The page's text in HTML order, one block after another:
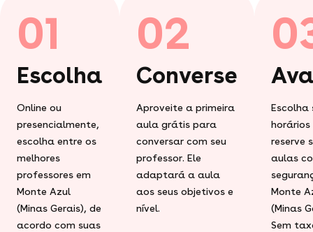
01
Escolha
Online ou
presencialmente,
escolha entre os
melhores
professores em
Monte Azul
(Minas Gerais), de
acordo com suas
02
Converse
Aproveite a primeira
aula grátis para
conversar com seu
professor. Ele
adaptará a aula
aos seus objetivos e
nível.
Escolha
horários
reserve
aulas
Monte
(Minas
Sem